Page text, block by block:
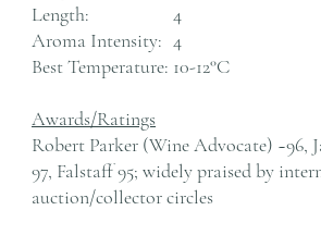
Length:
4
Aroma Intensity: 4
Best Temperature: 10-12°C
Awards/Ratings
Robert Parker (Wine Advocate) ~96,
97, Falstaff 95; widely praised by
auction/collector circles